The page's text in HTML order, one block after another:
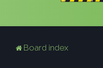
Board index